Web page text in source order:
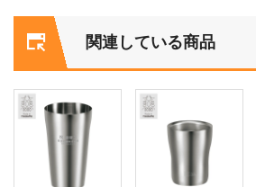
関連している商品